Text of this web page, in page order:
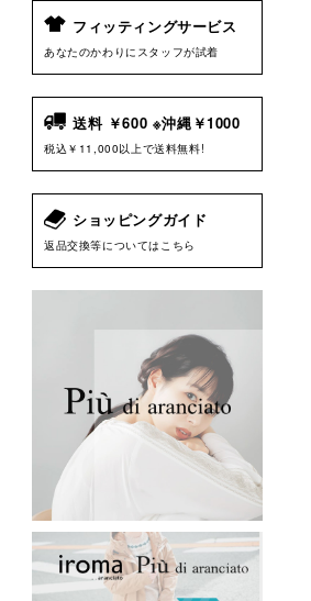
フィッティングサービス
あなたのかわりにスタッフが試着
送料 ￥600 ※沖縄￥1000
税込￥11,000以上で送料無料!
ショッピングガイド
返品交換等についてはこちら